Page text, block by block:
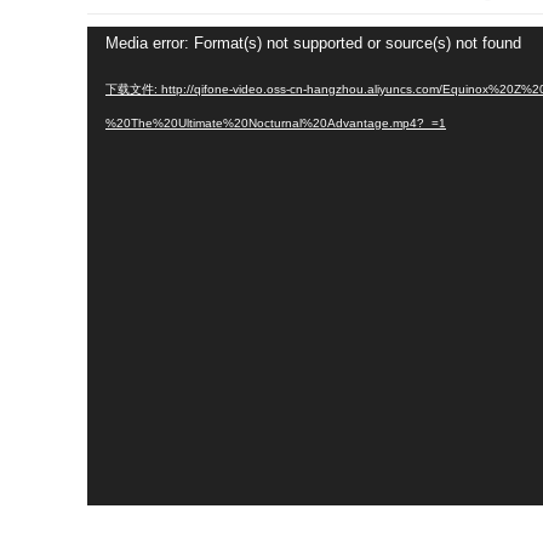
Media error: Format(s) not supported or source(s) not found
下载文件: http://qifone-video.oss-cn-hangzhou.aliyuncs.com/
%20The%20Ultimate%20Nocturnal%20Advantage.mp4?_=1